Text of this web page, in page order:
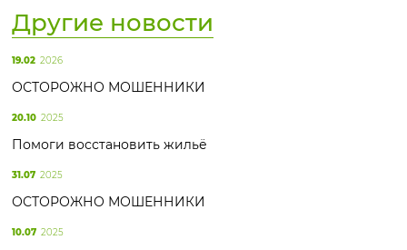
Другие новости
19.02 2026
ОСТОРОЖНО МОШЕННИКИ
20.10 2025
Помоги восстановить жильё
31.07 2025
ОСТОРОЖНО МОШЕННИКИ
10.07 2025